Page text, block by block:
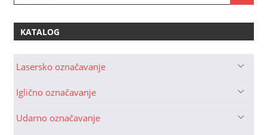
KATALOG
Lasersko označavanje
Iglično označavanje
Udarno označavanje